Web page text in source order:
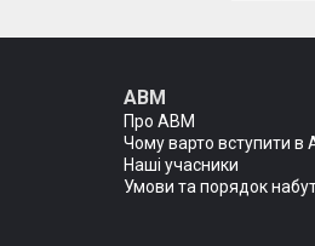
АВМ
Про АВМ
Чому варто вступити в
Наші учасники
Умови та порядок